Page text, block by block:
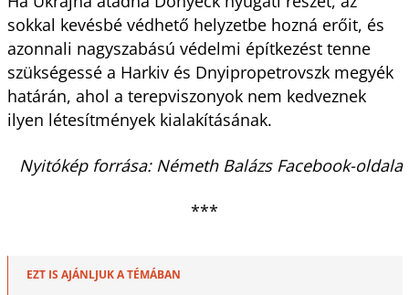
sokkal kevésbé védhető helyzetbe hozná erőit, és
azonnali nagyszabású védelmi építkezést tenne
szükségessé a Harkiv és Dnyipropetrovszk megyék
határán, ahol a terepviszonyok nem kedveznek
ilyen létesítmények kialakításának.
Nyitókép forrása: Németh Balázs Facebook-oldala
***
EZT IS AJÁNLJUK A TÉMÁBAN